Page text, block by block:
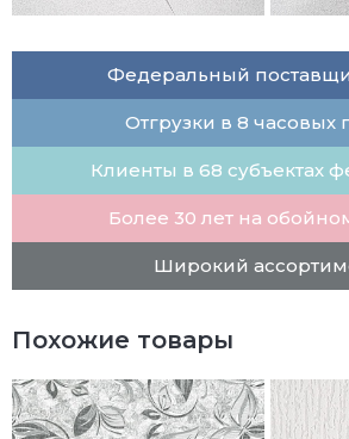
Федеральный
Отгрузки в 8 часовых
Клиенты в 68 субъектах
Более 30 лет на
Широкий
Похожие товары